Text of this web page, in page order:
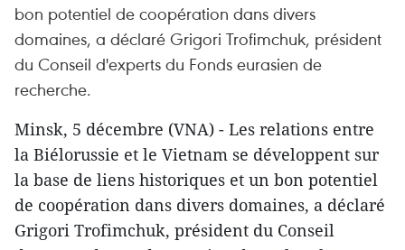
bon potentiel de coopération dans divers
domaines, a déclaré Grigori Trofimchuk, président
du Conseil d'experts du Fonds eurasien de
recherche.
Minsk, 5 décembre (VNA) - Les relations entre
la Biélorussie et le Vietnam se développent sur
la base de liens historiques et un bon potentiel
de coopération dans divers domaines, a déclaré
Grigori Trofimchuk, président du Conseil